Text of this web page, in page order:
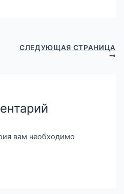
СЛЕДУЮЩАЯ СТРАНИЦА
вам необходимо